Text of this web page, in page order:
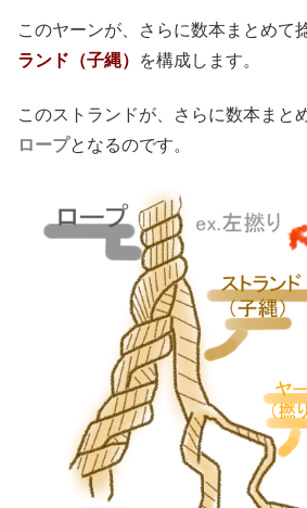
このヤーンが、さらに数本まとめて
ランド（子縄） を構成します。
このストランドが、さらに数本まと
ロープとなるのです。